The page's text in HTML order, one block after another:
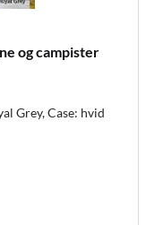
og campister
Grey, Case: hvid